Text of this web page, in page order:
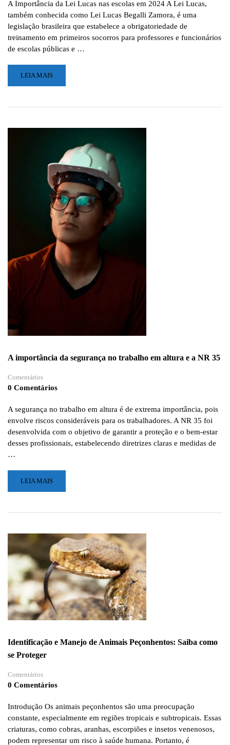
A Importância da Lei Lucas nas escolas em 2024 A Lei Lucas,
também conhecida como Lei Lucas Begalli Zamora, é uma
legislação brasileira que estabelece a obrigatoriedade de
treinamento em primeiros socorros para professores e funcionários
de escolas públicas e …
LEIA
MAIS
A
DA
SEGURANÇA
LEIA MAIS
A importância da segurança no trabalho em altura e a NR 35
Comentários
0 Comentários
A segurança no trabalho em altura é de extrema importância, pois
envolve riscos consideráveis para os trabalhadores. A NR 35 foi
desenvolvida com o objetivo de garantir a proteção e o bem-estar
desses profissionais, estabelecendo diretrizes claras e medidas de
…
LEIA
MAIS
A
DA
SEGURANÇA
NO
TRABALHO
EM
ALTURA
E
A
NR
LEIA MAIS
Identificação e Manejo de Animais Peçonhentos: Saiba como
se Proteger
Comentários
0 Comentários
Introdução Os animais peçonhentos são uma preocupação
constante, especialmente em regiões tropicais e subtropicais. Essas
criaturas, como cobras, aranhas, escorpiões e insetos venenosos,
podem representar um risco à saúde humana. Portanto, é